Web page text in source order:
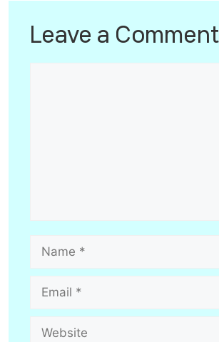
Leave a Comment
Name
Email
Website